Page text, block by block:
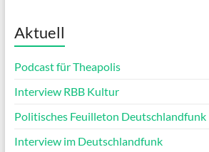
Aktuell
Podcast für Theapolis
Interview RBB Kultur
Politisches Feuilleton
Interview im Deutschlandfunk